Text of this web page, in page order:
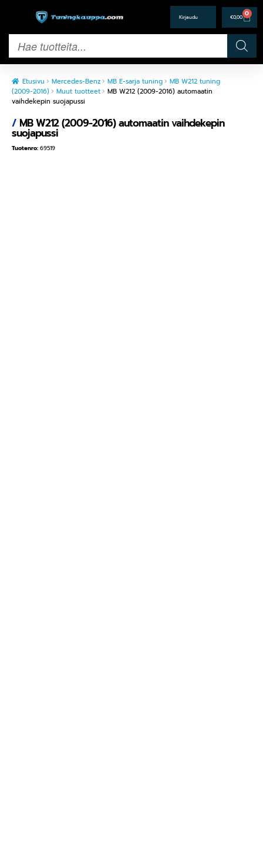
€0,00 0
Etusivu Mercedes-Benz MB E-sarja tuning
MB W212 tuning
(2009-2016)
Muut tuotteet
MB W212 (2009-2016) automaatin
vaihdekepin suojapussi
/MB W212 (2009-2016) automaatin vaihdekepin
suojapussi
Tuotenro: 69519